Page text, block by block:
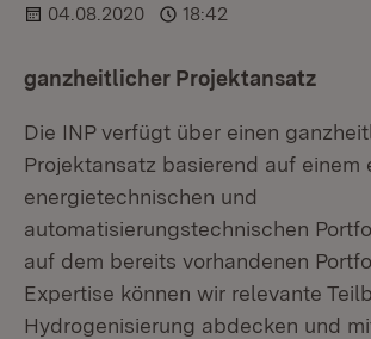
04.08.2020
18:42
ganzheitlicher Projektansatz
Die INP verfügt über einen
Projektansatz basierend auf einem
energietechnischen und
automatisierungstechnischen
auf dem bereits vorhandenen
Expertise können wir relevante
Hydrogenisierung abdecken und